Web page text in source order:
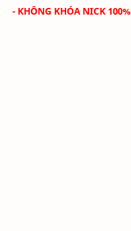
- KHÔNG KHÓA NICK 100%